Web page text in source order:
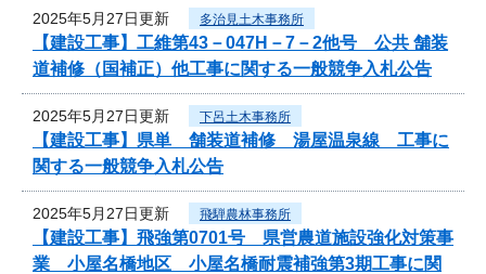
2025年5月27日更新 多治見土木事務所
【建設工事】工維第43－047H－7－2他号 公共 舗装
道補修（国補正）他工事に関する一般競争入札公告
2025年5月27日更新 下呂土木事務所
【建設工事】県単 舗装道補修 湯屋温泉線 工事に
関する一般競争入札公告
2025年5月27日更新 飛騨農林事務所
【建設工事】飛強第0701号 県営農道施設強化対策事
業 小屋名橋地区 小屋名橋耐震補強第3期工事に関